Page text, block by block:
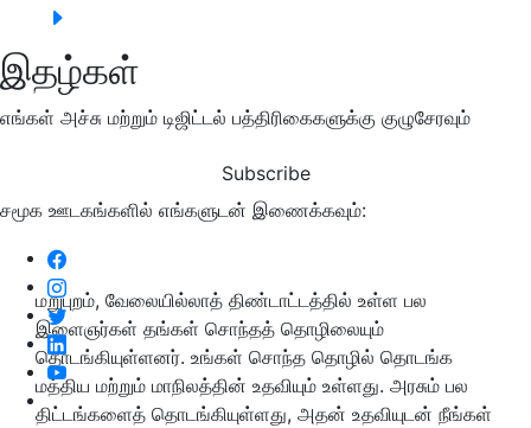
இதழ்கள்
எங்கள் அச்சு மற்றும் டிஜிட்டல் பத்திரிகைகளுக்கு குழுசேரவும்
Subscribe
சமூக ஊடகங்களில் எங்களுடன் இணைக்கவும்:
மறுபுறம், வேலையில்லாத் திண்டாட்டத்தில் உள்ள பல
இளைஞர்கள் தங்கள் சொந்தத் தொழிலையும்
தொடங்கியுள்ளனர். உங்கள் சொந்த தொழில் தொடங்க
மத்திய மற்றும் மாநிலத்தின் உதவியும் உள்ளது. அரசும் பல
திட்டங்களைத் தொடங்கியுள்ளது, அதன் உதவியுடன் நீங்கள்